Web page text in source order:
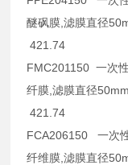
醚砜膜,滤膜
421.74
FMC201150 一次
纤膜,滤膜直
421.74
FCA206150 一次
纤维膜,滤膜直